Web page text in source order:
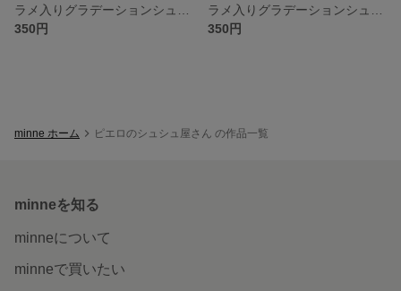
350円
350円
minne ホーム ピエロのシュシュ屋さん の作品一覧
minneを知る
minneについて
minneで買いたい